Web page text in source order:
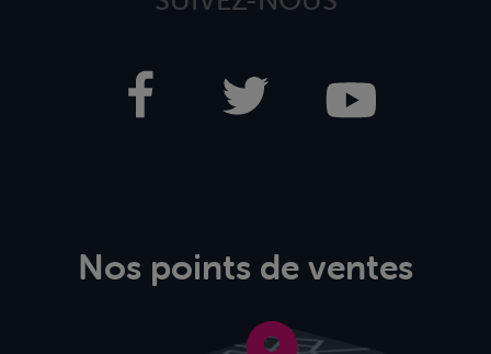
Nos points de ventes